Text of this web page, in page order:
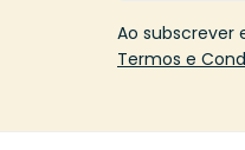
Ao subscrever
Termos e